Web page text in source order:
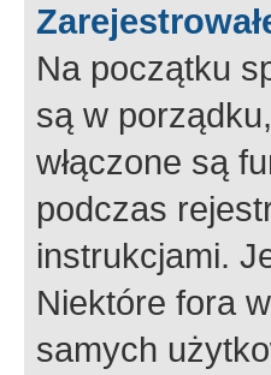
Na początku
są w
włączone są
podczas
instrukcjami.
Niektóre fora
samych